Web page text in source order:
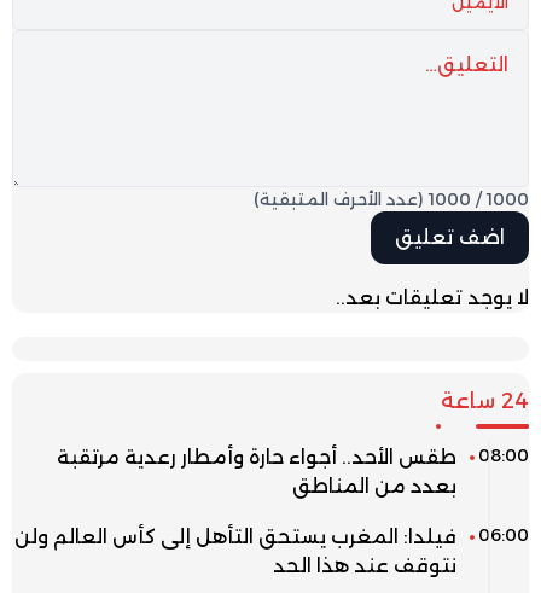
1000
/
1000 (عدد الأحرف المتبقية)
لا يوجد تعليقات بعد..
24 ساعة
08:00
طقس الأحد.. أجواء حارة وأمطار رعدية مرتقبة
بعدد من المناطق
06:00
فيلدا: المغرب يستحق التأهل إلى كأس العالم ولن
نتوقف عند هذا الحد